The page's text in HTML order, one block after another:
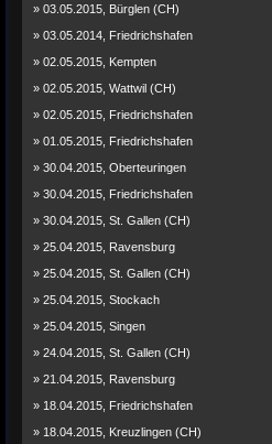
» 03.05.2015, Bürglen (CH)
» 03.05.2014, Friedrichshafen
» 02.05.2015, Kempten
» 02.05.2015, Wattwil (CH)
» 02.05.2015, Friedrichshafen
» 01.05.2015, Friedrichshafen
» 30.04.2015, Oberteuringen
» 30.04.2015, Friedrichshafen
» 30.04.2015, St. Gallen (CH)
» 25.04.2015, Ravensburg
» 25.04.2015, St. Gallen (CH)
» 25.04.2015, Stockach
» 25.04.2015, Singen
» 24.04.2015, St. Gallen (CH)
» 21.04.2015, Ravensburg
» 18.04.2015, Friedrichshafen
» 18.04.2015, Kreuzlingen (CH)